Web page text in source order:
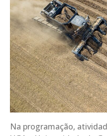
Na programação,